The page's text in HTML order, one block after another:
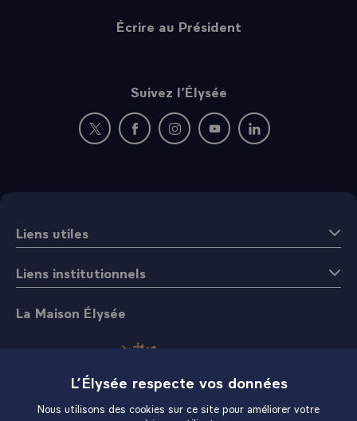
Écrire au Président
Suivez l’Élysée
Nouvelle fenêtre : rejoignez-nous sur Twitter
Nouvelle fenêtre : rejoignez-nous sur
Nouvelle fenêtre : rejoignez-nous
Nouvelle fenêtre :
Nouvelle fenêtre :
Liens utiles
Liens institutionnels
La Maison Élysée
L’Élysée respecte vos données
Nous utilisons des cookies sur ce site pour améliorer votre